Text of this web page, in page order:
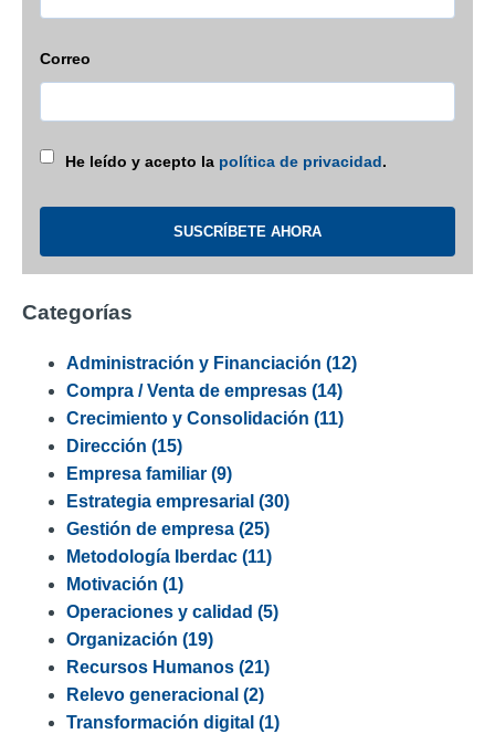
Correo
He leído y acepto la política de privacidad.
Categorías
Administración y Financiación (12)
Compra / Venta de empresas (14)
Crecimiento y Consolidación (11)
Dirección (15)
Empresa familiar (9)
Estrategia empresarial (30)
Gestión de empresa (25)
Metodología Iberdac (11)
Motivación (1)
Operaciones y calidad (5)
Organización (19)
Recursos Humanos (21)
Relevo generacional (2)
Transformación digital (1)